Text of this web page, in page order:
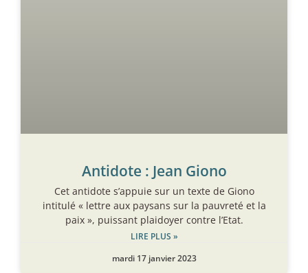
Antidote : Jean Giono
Cet antidote s’appuie sur un texte de Giono
intitulé « lettre aux paysans sur la pauvreté et la
paix », puissant plaidoyer contre l’Etat.
LIRE PLUS »
mardi 17 janvier 2023